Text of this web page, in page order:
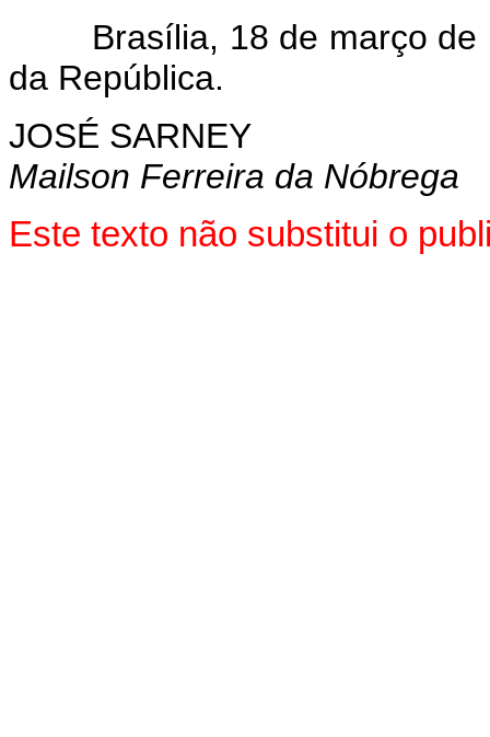
Brasília, 18 de março de
da República.
JOSÉ SARNEY
Mailson Ferreira da Nóbrega
Este texto não substitui o